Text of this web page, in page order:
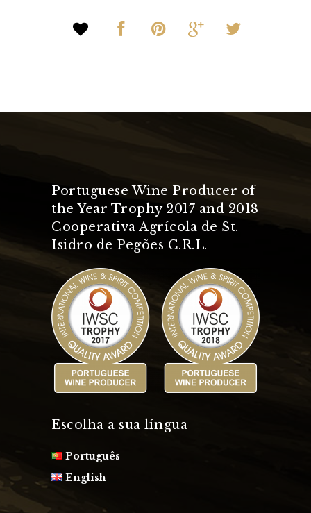
Portuguese Wine Producer of
the Year Trophy 2017 and 2018
Cooperativa Agrícola de St.
Isidro de Pegões C.R.L.
Escolha a sua língua
Português
English